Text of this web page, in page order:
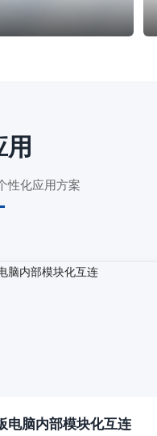
性化应用方案
电脑内部模块化互连